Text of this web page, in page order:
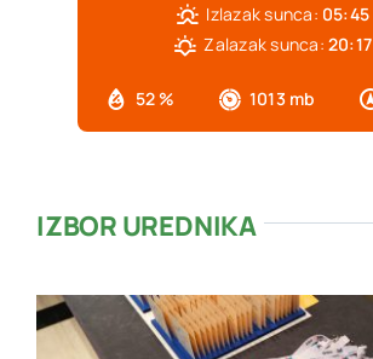
52 % 1013 mb
Izlazak sunca: 05:45
Zalazak sunca: 20:17
IZBOR UREDNIKA